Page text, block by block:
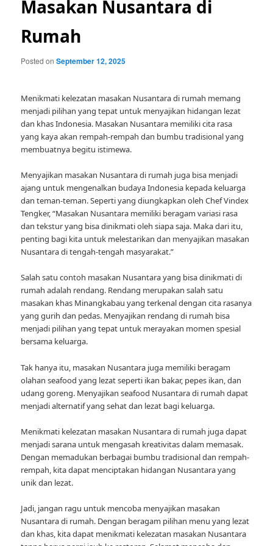
Masakan Nusantara di
Rumah
Posted onSeptember 12, 2025
Menikmati kelezatan masakan Nusantara di rumah memang
menjadi pilihan yang tepat untuk menyajikan hidangan lezat
dan khas Indonesia. Masakan Nusantara memiliki cita rasa
yang kaya akan rempah-rempah dan bumbu tradisional yang
membuatnya begitu istimewa.
Menyajikan masakan Nusantara di rumah juga bisa menjadi
ajang untuk mengenalkan budaya Indonesia kepada keluarga
dan teman-teman. Seperti yang diungkapkan oleh Chef Vindex
Tengker, “Masakan Nusantara memiliki beragam variasi rasa
dan tekstur yang bisa dinikmati oleh siapa saja. Maka dari itu,
penting bagi kita untuk melestarikan dan menyajikan masakan
Nusantara di tengah-tengah masyarakat.”
Salah satu contoh masakan Nusantara yang bisa dinikmati di
rumah adalah rendang. Rendang merupakan salah satu
masakan khas Minangkabau yang terkenal dengan cita rasanya
yang gurih dan pedas. Menyajikan rendang di rumah bisa
menjadi pilihan yang tepat untuk merayakan momen spesial
bersama keluarga.
Tak hanya itu, masakan Nusantara juga memiliki beragam
olahan seafood yang lezat seperti ikan bakar, pepes ikan, dan
udang goreng. Menyajikan seafood Nusantara di rumah dapat
menjadi alternatif yang sehat dan lezat bagi keluarga.
Menikmati kelezatan masakan Nusantara di rumah juga dapat
menjadi sarana untuk mengasah kreativitas dalam memasak.
Dengan memadukan berbagai bumbu tradisional dan rempah-
rempah, kita dapat menciptakan hidangan Nusantara yang
unik dan lezat.
Jadi, jangan ragu untuk mencoba menyajikan masakan
Nusantara di rumah. Dengan beragam pilihan menu yang lezat
dan khas, kita dapat menikmati kelezatan masakan Nusantara